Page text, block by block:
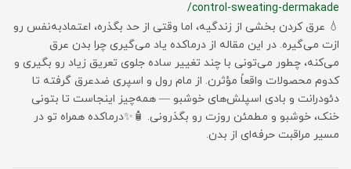
/control-sweating-dermakade
💧 عرق کردن بخشی از زندگیه، اما وقتی از حد بگذره، اعتمادبه‌نفس رو
ازت می‌گیره. در این مقاله از درماکده یاد می‌گیری چرا بدن عرق
می‌کنه، چطور می‌تونی با چند تغییر ساده جلوی تعریق زیاد رو بگیری و
کدوم محصولات واقعاً مؤثرن. از مام رول و اسپری ضدعرق گرفته تا
دئودرانت و بادی اسپلش‌های خوشبو — همه‌چیز اینجاست تا بتونی
خنک، خوشبو و مطمئن روزت رو بگذرونی. 🧴✨درماکده همراه تو در
مسیر مراقبت حرفه‌ای از بدن.